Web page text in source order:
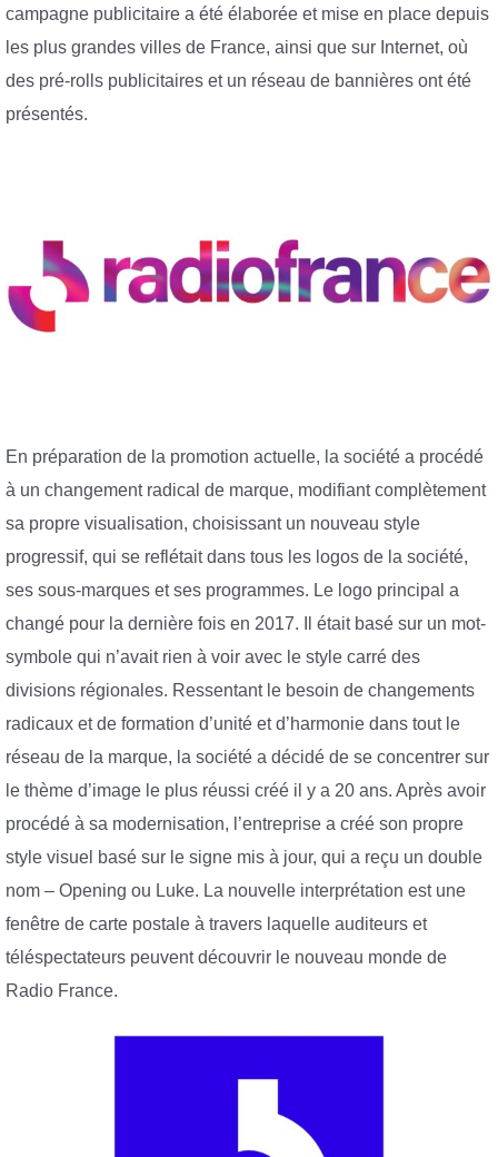
campagne publicitaire a été élaborée et mise en place depuis
les plus grandes villes de France, ainsi que sur Internet, où
des pré-rolls publicitaires et un réseau de bannières ont été
présentés.
En préparation de la promotion actuelle, la société a procédé
à un changement radical de marque, modifiant complètement
sa propre visualisation, choisissant un nouveau style
progressif, qui se reflétait dans tous les logos de la société,
ses sous-marques et ses programmes. Le logo principal a
changé pour la dernière fois en 2017. Il était basé sur un mot-
symbole qui n’avait rien à voir avec le style carré des
divisions régionales. Ressentant le besoin de changements
radicaux et de formation d’unité et d’harmonie dans tout le
réseau de la marque, la société a décidé de se concentrer sur
le thème d’image le plus réussi créé il y a 20 ans. Après avoir
procédé à sa modernisation, l’entreprise a créé son propre
style visuel basé sur le signe mis à jour, qui a reçu un double
nom – Opening ou Luke. La nouvelle interprétation est une
fenêtre de carte postale à travers laquelle auditeurs et
téléspectateurs peuvent découvrir le nouveau monde de
Radio France.